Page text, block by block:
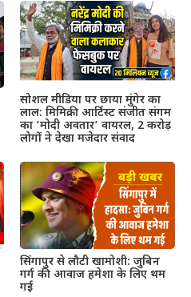
सोशल मीडिया पर छाया मुंगेर का
लाल: मिमिक्री आर्टिस्ट संजीत संगम
का ‘मोदी अवतार’ वायरल, 2 करोड़
लोगों ने देखा मजेदार संवाद
सिंगापुर से लौटी खामोशी: जुबिन
गर्ग की आवाज हमेशा के लिए थम
गई